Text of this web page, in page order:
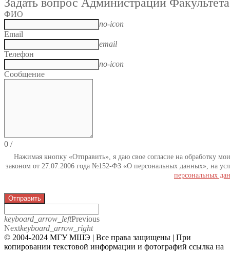
ФИО
no-icon
Email
email
Телефон
no-icon
Сообщение
0 /
Нажимая кнопку «Отправить», я даю свое согласие на обработку
законом от 27.07.2006 года №152-ФЗ «О персональных данных», на
персональных
Отправить
keyboard_arrow_leftPrevious
Nextkeyboard_arrow_right
© 2004-2024 МГУ МШЭ | Все права защищены | При
копировании текстовой информации и фотографий ссылка на